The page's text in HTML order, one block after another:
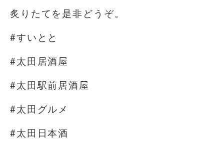
炙りたてを是非どうぞ。
#すいとと
#太田居酒屋
#太田駅前居酒屋
#太田グルメ
#太田日本酒